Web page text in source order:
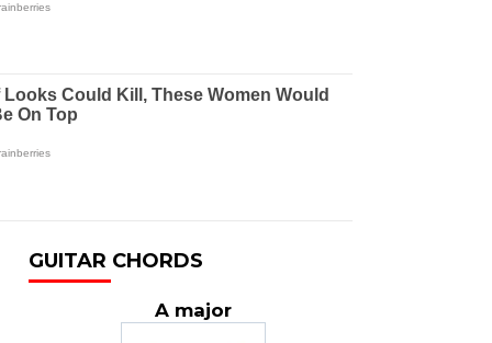
GUITAR CHORDS
A major